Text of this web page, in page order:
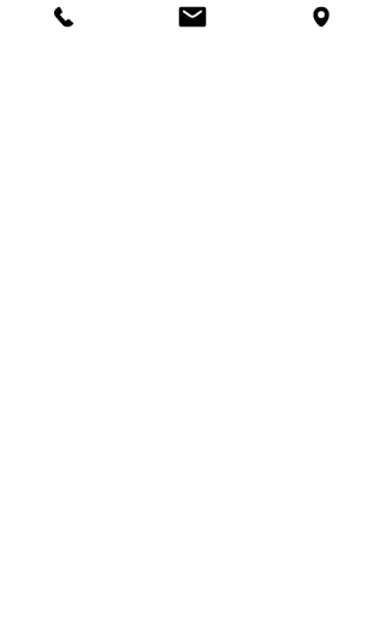
Χειμερινό ωράριο: 11.00-13.00
17.30-19.30